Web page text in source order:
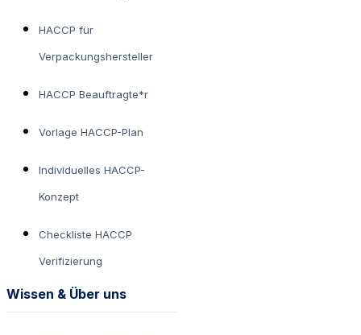
HACCP für
Verpackungshersteller
HACCP Beauftragte*r
Vorlage HACCP-Plan
Individuelles HACCP-
Konzept
Checkliste HACCP
Verifizierung
Wissen & Über uns